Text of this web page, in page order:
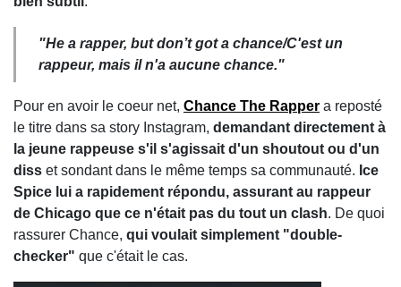
"He a rapper, but don’t got a chance/C'est un
rappeur, mais il n'a aucune chance."
Pour en avoir le coeur net, Chance The Rapper a reposté
le titre dans sa story Instagram, demandant directement à
la jeune rappeuse s'il s'agissait d'un shoutout ou d'un
diss et sondant dans le même temps sa communauté. Ice
Spice lui a rapidement répondu, assurant au rappeur
de Chicago que ce n'était pas du tout un clash. De quoi
rassurer Chance, qui voulait simplement "double-
checker" que c'était le cas.